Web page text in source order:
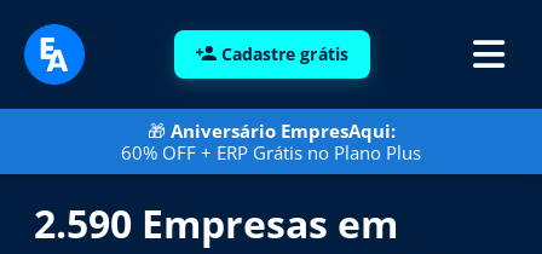
Cadastre grátis
🎁 Aniversário EmpresAqui:
60% OFF + ERP Grátis no Plano Plus
2.590 Empresas em